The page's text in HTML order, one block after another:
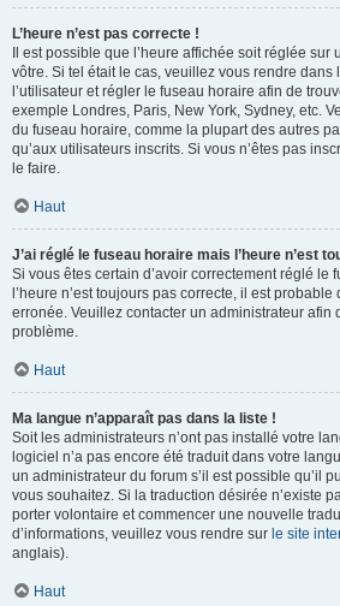
L’heure n’est pas correcte !
Il est possible que l’heure affichée soit réglée
vôtre. Si tel était le cas, veuillez vous rendre
l’utilisateur et régler le fuseau horaire afin de
exemple Londres, Paris, New York, Sydney, etc.
du fuseau horaire, comme la plupart des autres
qu’aux utilisateurs inscrits. Si vous n’êtes pas
le faire.
Haut
J’ai réglé le fuseau horaire mais l’heure n’est
Si vous êtes certain d’avoir correctement réglé le
l’heure n’est toujours pas correcte, il est
erronée. Veuillez contacter un administrateur afin
problème.
Haut
Ma langue n’apparaît pas dans la liste !
Soit les administrateurs n’ont pas installé votre
logiciel n’a pas encore été traduit dans votre
un administrateur du forum s’il est possible qu’il
vous souhaitez. Si la traduction désirée n’existe
porter volontaire et commencer une nouvelle
d’informations, veuillez vous rendre sur le site
anglais).
Haut